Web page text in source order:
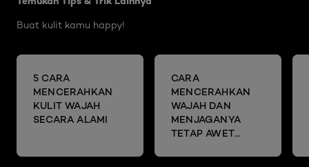
Buat kulit kamu happy!
5 CARA
MENCERAHKAN
KULIT WAJAH
SECARA ALAMI
CARA
MENCERAHKAN
WAJAH DAN
MENJAGANYA
TETAP AWET
SHEET MASK